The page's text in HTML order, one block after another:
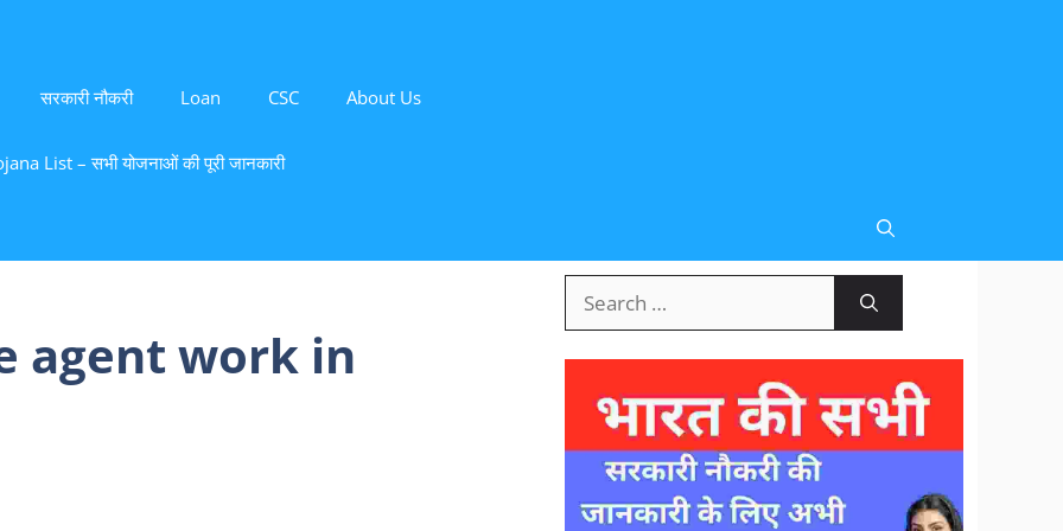
सरकारी नौकरी Loan CSC About Us
List – सभी योजनाओं की पूरी जानकारी
agent work in
for: